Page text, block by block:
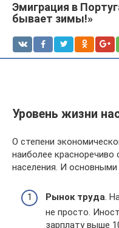
Эмиграция в
бывает зимы!»
Уровень жизни
О степени
наиболее красноречиво
населения. И
Рынок труда.
не просто.
зарплату выше